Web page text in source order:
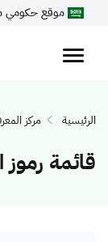
موقع حكومي
الرئيسية مركز
قائمة